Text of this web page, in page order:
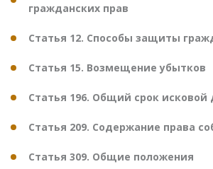
гражданских прав
Статья 12. Способы защиты
Статья 15. Возмещение убытков
Статья 196. Общий срок исковой
Статья 209. Содержание права
Статья 309. Общие положения